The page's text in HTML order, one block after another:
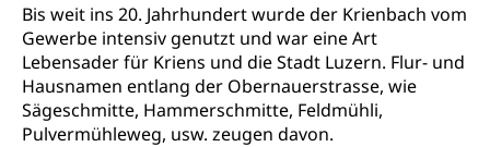
Bis weit ins 20. Jahrhundert wurde der Krienbach vom
Gewerbe intensiv genutzt und war eine Art
Lebensader für Kriens und die Stadt Luzern. Flur- und
Hausnamen entlang der Obernauerstrasse, wie
Sägeschmitte, Hammerschmitte, Feldmühli,
Pulvermühleweg, usw. zeugen davon.
Schiene und öffentlicher Verkehr
Schienenverkehr, Zugverkehr, Bahnverkehr,
Transportmittel, öffentlicher Verkehr
Verkehrsverbund Luzern VVL
Schifffahrt